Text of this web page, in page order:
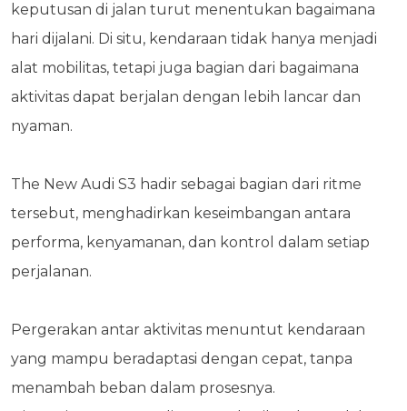
keputusan di jalan turut menentukan bagaimana
hari dijalani. Di situ, kendaraan tidak hanya menjadi
alat mobilitas, tetapi juga bagian dari bagaimana
aktivitas dapat berjalan dengan lebih lancar dan
nyaman.
The New Audi S3 hadir sebagai bagian dari ritme
tersebut, menghadirkan keseimbangan antara
performa, kenyamanan, dan kontrol dalam setiap
perjalanan.
Pergerakan antar aktivitas menuntut kendaraan
yang mampu beradaptasi dengan cepat, tanpa
menambah beban dalam prosesnya.